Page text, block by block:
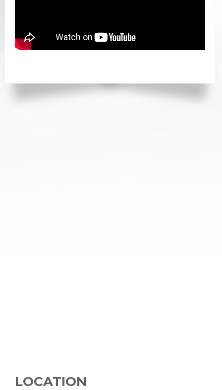
LOCATION